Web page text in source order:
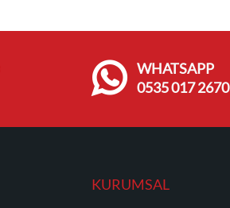
WHATSAPP
0535 017 2670
KURUMSAL